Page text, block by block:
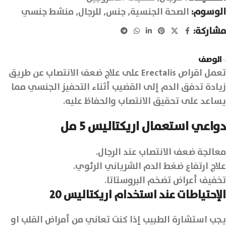
الوسوم: الصحة الجنسية,جنس, للرجال, منشط جنسي
مشاركة:
الوصف
تعمل اقراص Erectalis على علاج ضعف الانتصاب عن طريق
زيادة تدفق الدم إلى القضيب أثناء التحفيز الجنسي مما
يساعد على تحقيق الانتصاب والحفاظ عليه.
دواعي استعمال اريكتاليس 5 مل
معالجة ضعف الانتصاب عند الرجال.
علاج ارتفاع ضغط الدم الشرياني الرئوي.
تخفيف أعراض تضخم البروستاتا.
الإحتياطات عند استخدام اريكتاليس 20
يجب استشارة الطبيب إذا كنت تعاني من أمراض القلب او